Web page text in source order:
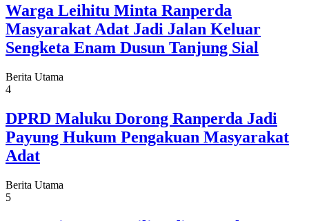
Warga Leihitu Minta Ranperda
Masyarakat Adat Jadi Jalan Keluar
Sengketa Enam Dusun Tanjung Sial
Berita Utama
4
DPRD Maluku Dorong Ranperda Jadi
Payung Hukum Pengakuan Masyarakat
Adat
Berita Utama
5